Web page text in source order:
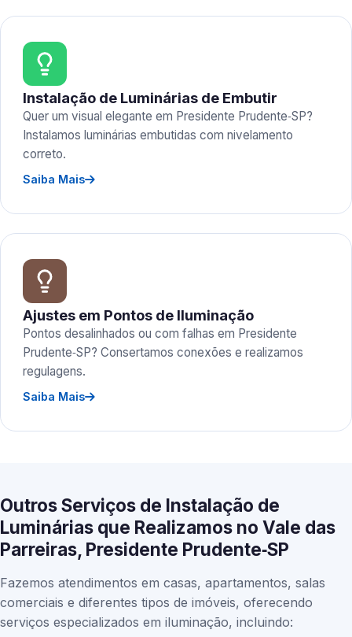
Instalação de Luminárias de Embutir
Quer um visual elegante em Presidente Prudente‑SP?
Instalamos luminárias embutidas com nivelamento
correto.
Saiba Mais
Ajustes em Pontos de Iluminação
Pontos desalinhados ou com falhas em Presidente
Prudente‑SP? Consertamos conexões e realizamos
regulagens.
Saiba Mais
Outros Serviços de Instalação de
Luminárias que Realizamos no Vale das
Parreiras, Presidente Prudente‑SP
Fazemos atendimentos em casas, apartamentos, salas
comerciais e diferentes tipos de imóveis, oferecendo
serviços especializados em iluminação, incluindo: